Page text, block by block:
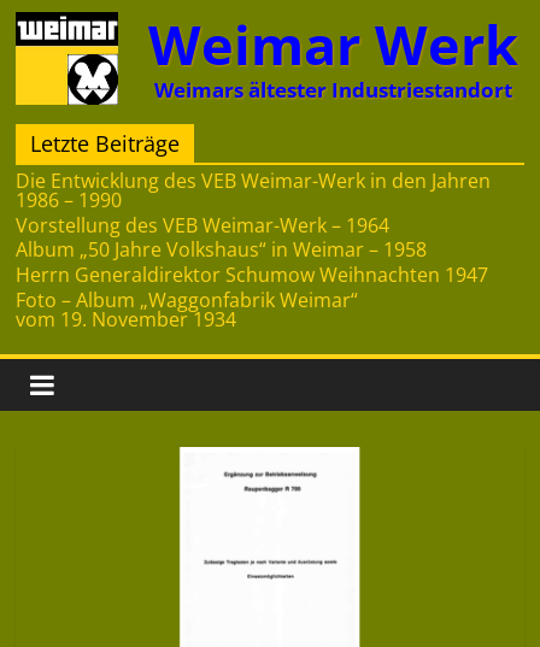
Zum
Inhalt
springen
Weimar Werk
Weimars ältester Industriestandort
Letzte Beiträge
Die Entwicklung des VEB Weimar-Werk in den Jahren
1986 – 1990
Vorstellung des VEB Weimar-Werk – 1964
Album „50 Jahre Volkshaus“ in Weimar – 1958
Herrn Generaldirektor Schumow Weihnachten 1947
Foto – Album „Waggonfabrik Weimar“
vom 19. November 1934